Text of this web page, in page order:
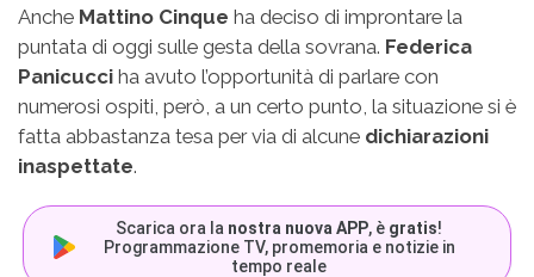
Anche Mattino Cinque ha deciso di improntare la
puntata di oggi sulle gesta della sovrana. Federica
Panicucci ha avuto l’opportunità di parlare con
numerosi ospiti, però, a un certo punto, la situazione si è
fatta abbastanza tesa per via di alcune dichiarazioni
inaspettate.
Scarica ora la nostra nuova APP, è gratis!
Programmazione TV, promemoria e notizie in
tempo reale